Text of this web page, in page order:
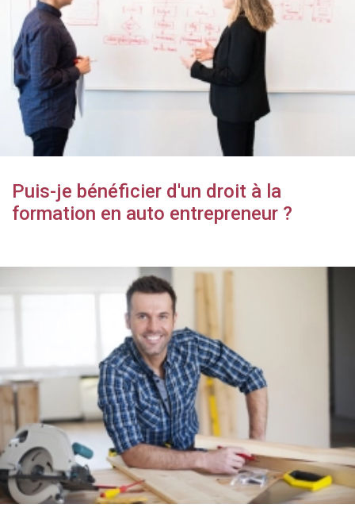
Puis-je bénéficier d'un droit à la
formation en auto entrepreneur ?